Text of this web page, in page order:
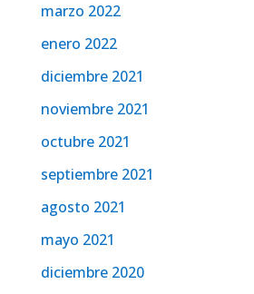
marzo 2022
enero 2022
diciembre 2021
noviembre 2021
octubre 2021
septiembre 2021
agosto 2021
mayo 2021
diciembre 2020